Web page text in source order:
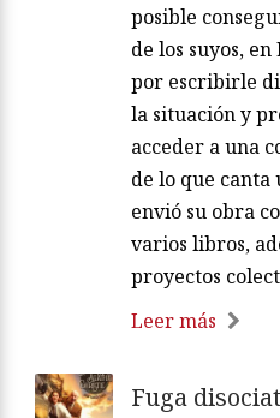
posible
de los suyos,
por escribirle
la situación y
acceder a una
de lo que canta
envió su obra
varios libros,
proyectos
Leer más
Fuga